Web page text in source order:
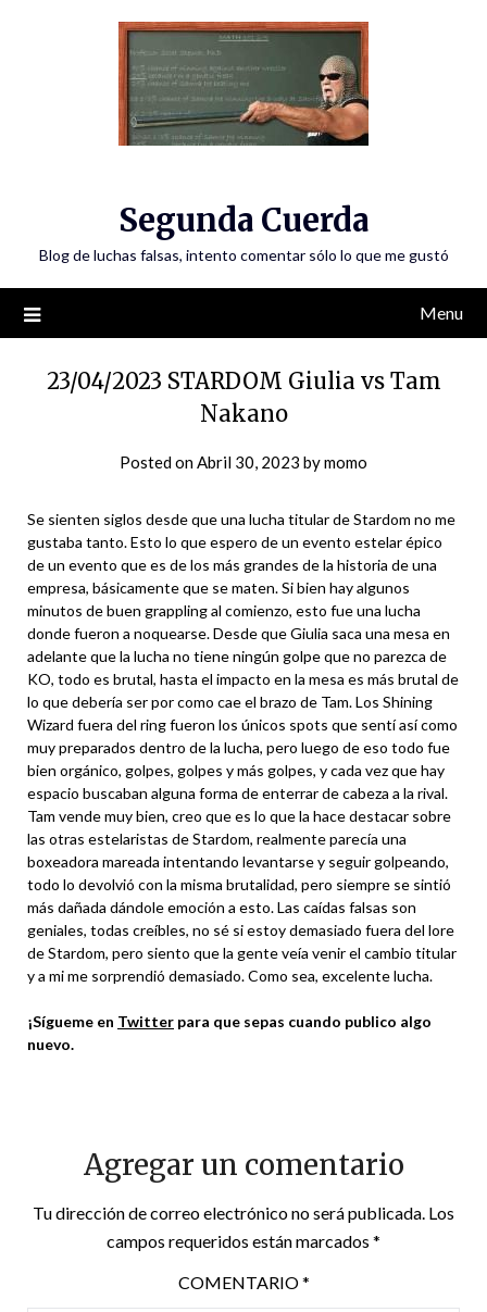
Segunda Cuerda
Blog de luchas falsas, intento comentar sólo lo que me gustó
Menu
23/04/2023 STARDOM Giulia vs Tam
Nakano
Posted onAbril 30, 2023 bymomo
Se sienten siglos desde que una lucha titular de Stardom no me
gustaba tanto. Esto lo que espero de un evento estelar épico
de un evento que es de los más grandes de la historia de una
empresa, básicamente que se maten. Si bien hay algunos
minutos de buen grappling al comienzo, esto fue una lucha
donde fueron a noquearse. Desde que Giulia saca una mesa en
adelante que la lucha no tiene ningún golpe que no parezca de
KO, todo es brutal, hasta el impacto en la mesa es más brutal de
lo que debería ser por como cae el brazo de Tam. Los Shining
Wizard fuera del ring fueron los únicos spots que sentí así como
muy preparados dentro de la lucha, pero luego de eso todo fue
bien orgánico, golpes, golpes y más golpes, y cada vez que hay
espacio buscaban alguna forma de enterrar de cabeza a la rival.
Tam vende muy bien, creo que es lo que la hace destacar sobre
las otras estelaristas de Stardom, realmente parecía una
boxeadora mareada intentando levantarse y seguir golpeando,
todo lo devolvió con la misma brutalidad, pero siempre se sintió
más dañada dándole emoción a esto. Las caídas falsas son
geniales, todas creíbles, no sé si estoy demasiado fuera del lore
de Stardom, pero siento que la gente veía venir el cambio titular
y a mi me sorprendió demasiado. Como sea, excelente lucha.
¡Sígueme en Twitter para que sepas cuando publico algo
nuevo.
Agregar un comentario
Tu dirección de correo electrónico no será publicada. Los
campos requeridos están marcados *
COMENTARIO*